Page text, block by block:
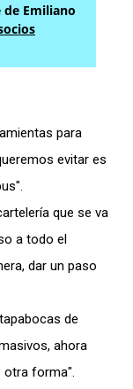
Emiliano
para
evitar es
que se va
a todo el
dar un paso
de
ahora
otra forma".